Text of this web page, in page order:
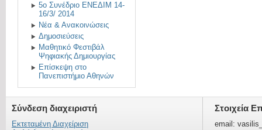
5ο Συνέδριο ΕΝΕΔΙΜ 14-
16/3/ 2014
Νέα & Ανακοινώσεις
Δημοσιεύσεις
Μαθητικό Φεστιβάλ
Ψηφιακής Δημιουργίας
Επίσκεψη στο
Πανεπιστήμιο Αθηνών
Σύνδεση διαχειριστή
Εκτεταμένη Διαχείριση
Στοιχεία
email: